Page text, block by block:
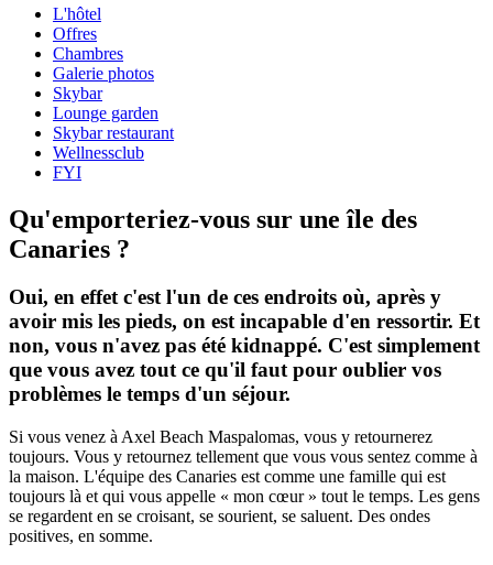
L'hôtel
Offres
Chambres
Galerie photos
Skybar
Lounge garden
Skybar restaurant
Wellnessclub
FYI
Qu'emporteriez-vous sur une île des
Canaries ?
Oui, en effet c'est l'un de ces endroits où, après y
avoir mis les pieds, on est incapable d'en ressortir. Et
non, vous n'avez pas été kidnappé. C'est simplement
que vous avez tout ce qu'il faut pour oublier vos
problèmes le temps d'un séjour.
Si vous venez à Axel Beach Maspalomas, vous y retournerez
toujours. Vous y retournez tellement que vous vous sentez comme à
la maison. L'équipe des Canaries est comme une famille qui est
toujours là et qui vous appelle « mon cœur » tout le temps. Les gens
se regardent en se croisant, se sourient, se saluent. Des ondes
positives, en somme.